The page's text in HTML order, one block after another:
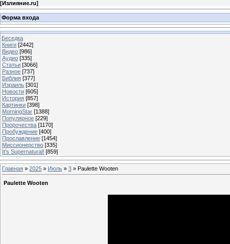
[Излияние.ru]
Форма входа
Беседка
Книги [2442]
Видео [986]
Аудио [335]
Статьи [3066]
Разное [737]
Библия [377]
Израиль [301]
Новости [605]
История [857]
Картинки [398]
MorningStar [1388]
Популярное [229]
Пророчества [1170]
Пробуждение [400]
Прославление [1454]
Миссионерство [335]
It's Supernatural! [859]
Главная » 2025 » Июль » 3 » Paulette Wooten
Paulette Wooten